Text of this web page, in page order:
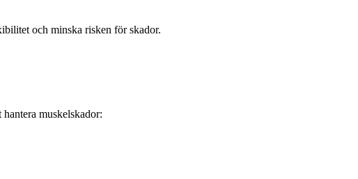
och minska risken för skador.
muskelskador: